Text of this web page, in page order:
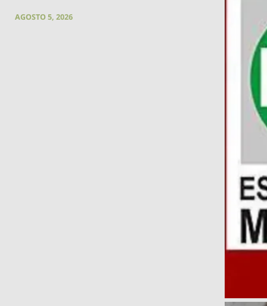
AGOSTO 5, 2026